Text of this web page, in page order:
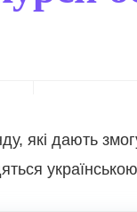
які дають